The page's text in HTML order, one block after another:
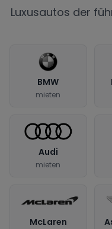
Luxusautos der
BMW
mieten
Audi
mieten
McLaren